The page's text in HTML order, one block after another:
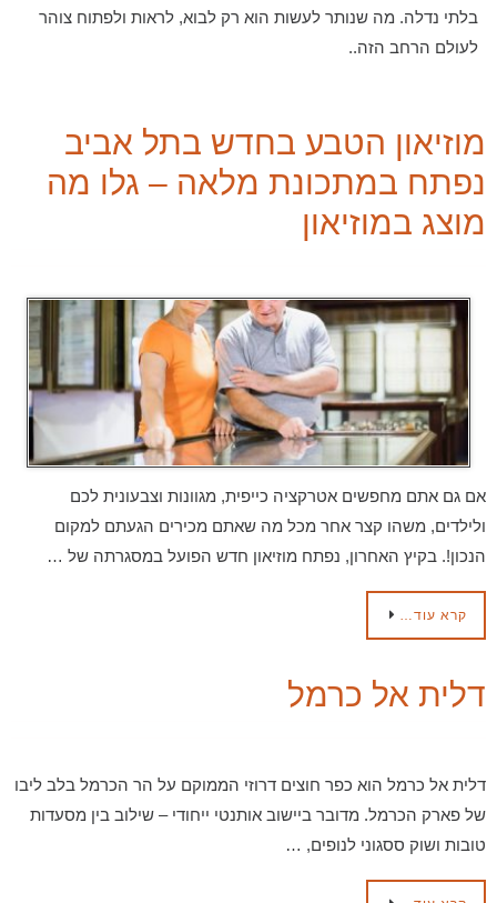
בלתי נדלה. מה שנותר לעשות הוא רק לבוא, לראות ולפתוח צוהר
לעולם הרחב הזה..
מוזיאון הטבע בחדש בתל אביב
נפתח במתכונת מלאה – גלו מה
מוצג במוזיאון
אם גם אתם מחפשים אטרקציה כייפית, מגוונות וצבעונית לכם
ולילדים, משהו קצר אחר מכל מה שאתם מכירים הגעתם למקום
הנכון!. בקיץ האחרון, נפתח מוזיאון חדש הפועל במסגרתה של …
קרא עוד…
דלית אל כרמל
דלית אל כרמל הוא כפר חוצים דרוזי הממוקם על הר הכרמל בלב ליבו
של פארק הכרמל. מדובר ביישוב אותנטי ייחודי – שילוב בין מסעדות
טובות ושוק ססגוני לנופים, …